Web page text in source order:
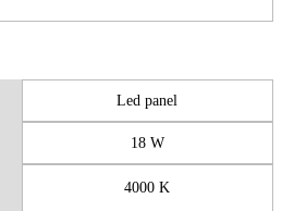
Led panel
18 W
4000 K